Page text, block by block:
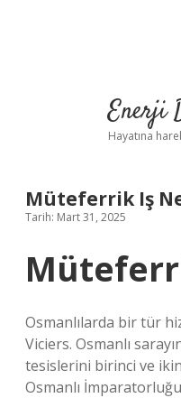
Enerji
Hayatına
Müteferrik Iş
Tarih: Mart 31, 2025
Osmanlılarda bir tür
Viciers. Osmanlı
tesislerini birinci ve
Osmanlı